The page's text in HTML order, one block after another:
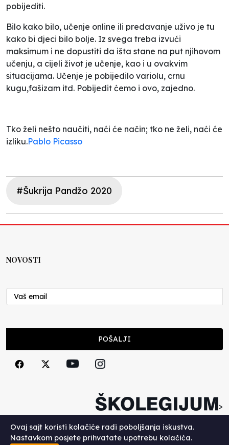
pobijediti.
Bilo kako bilo, učenje online ili predavanje uživo je tu
kako bi djeci bilo bolje. Iz svega treba izvući
maksimum i ne dopustiti da išta stane na put njihovom
učenju, a cijeli život je učenje, kao i u ovakvim
situacijama. Učenje je pobijedilo variolu, crnu
kugu,fašizam itd. Pobijedit ćemo i ovo, zajedno.
Tko želi nešto naučiti, naći će način; tko ne želi, naći će
izliku.Pablo Picasso
#Šukrija Pandžo 2020
NOVOSTI
POŠALJI
>
Copyright (c) 2026. Školegijum.
Ovaj sajt koristi kolačiće radi poboljšanja iskustva.
Nastavkom posjete prihvatate upotrebu kolačića.